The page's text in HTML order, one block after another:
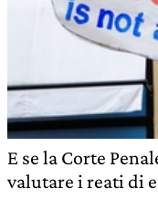
E se la Corte
valutare i reati di